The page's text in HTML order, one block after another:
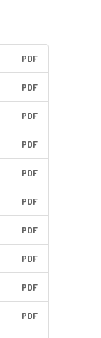
PDF
PDF
PDF
PDF
PDF
PDF
PDF
PDF
PDF
PDF